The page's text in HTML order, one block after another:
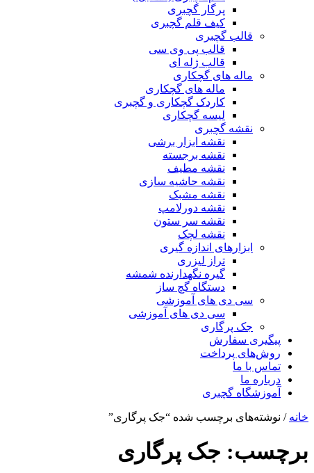
پرگار گچبری
کیف قلم گچبری
قالب گچبری
قالب پی وی سی
قالب ژله ای
ماله های گچکاری
ماله های گچکاری
کاردک گچکاری و گچبری
لیسه گچکاری
نقشه گچبری
نقشه ابزار برشی
نقشه برجسته
نقشه مطیف
نقشه حاشیه سازی
نقشه مشبک
نقشه دورلامپ
نقشه سر ستون
نقشه لچک
ابزارهای اندازه گیری
تراز لیزری
گیره نگهدارنده شمشه
دستگاه گچ ساز
سی دی های آموزشی
سی دی های آموزشی
جک پرگاری
پیگیری سفارش
روش‌های پرداخت
تماس با ما
درباره ما
آموزشگاه گچبری
خانه / نوشته‌های برچسب شده “جک پرگاری”
برچسب: جک پرگاری